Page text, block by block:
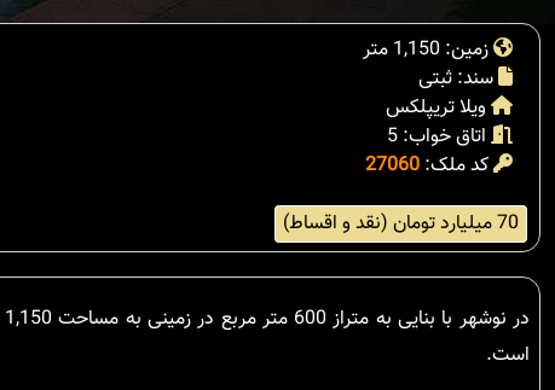
زمین: 1,150 متر
سند: ثبتی
ویلا تریپلکس
اتاق خواب: 5
کد ملک: 27060
70 میلیارد تومان (نقد و اقساط)
است.